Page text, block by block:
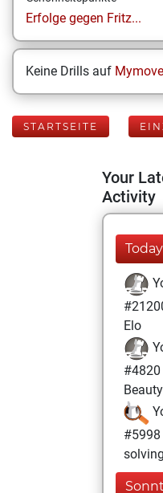
Erfolge gegen Fritz...
Keine Drills auf
STARTSEITE
Your
Activity
Today
Elo
Beauty
solving